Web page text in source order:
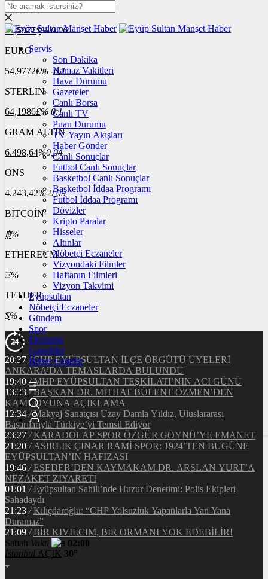
DOLAR
47,5977$% 0.06
EURO
54,9772€% -0.1
STERLİN
64,1986£% 0.1
GRAM ALTIN
6.498,64%0,04
ONS
4.243,42%-0,09
BİTCOİN
฿%
ETHEREUM
Ξ%
TETHER
$%
Servis
Son Dakika
Namaz Vakitleri
Hava Durumu
Gazeteler
Canlı Borsa
Canlı TV
Puan Durumu
TV Yayın Akışları
Haber Gönder
Canlı Sonuçlar
Futbol Canlı Sonuçlar
Basketbol Canlı Sonuçlar
Basketbol İddaa Programı
Futbol İddaa Programı
Dövizler
Kripto Paralar
Hisseler
Altınlar
Nöbetçi Eczaneler
Vizyondaki Filmler
Haftanın Filmleri
Vizyon Takvimi
Eyüpsultan
Nöbetçi Eczaneler
Gündem
Spor
Ekonomi
Gazeteler
Haber Gönder
20:37 / CHP EYÜPSULTAN İLÇE ÖRGÜTÜ ÜYELERİ
ANKARA’DA TEMASLARDA BULUNDU
19:40 / MHP EYÜPSULTAN TEŞKİLATI’NIN ACI GÜNÜ
13:33 / BAŞKAN DR. MİTHAT BÜLENT ÖZMEN’DEN
KAMUOYUNA AÇIKLAMA
12:34 / Makyaj Sanatçısı Uzay Damla Yıldız, Uluslararası
Başarılarıyla Türkiye’yi Temsil Ediyor
23:27 / KARADOLAP SPOR ÖZGÜR GÖYNÜ’YE EMANET
21:20 / ASIRLIK ÇINAR RAMİ SPOR: 1924’TEN BUGÜNE
EYÜPSULTAN’IN HAFIZASI
19:46 / ESEDER’DEN KAYMAKAM DR. ARSLAN YURT’A
NEZAKET ZİYARETİ
01:01 / Eyüpsultan Sahili’nde Huzur Denetimi: Polis Ekipleri
Sahadaydı
21:23 / Kılıçdaroğlu: “CHP Yolsuzluk Yapanlarla Yan Yana
Duramaz”
21:09 / BİR KIVILCIM, BİR ORMANI YOK EDEBİLİR!
Sabah Vakti
02:00
İstanbul AÇIK 30°